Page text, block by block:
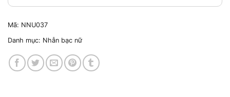
Mã: NNU037
Danh mục: Nhẫn bạc nữ